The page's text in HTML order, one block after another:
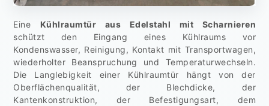
Eine Kühlraumtür aus Edelstahl mit Scharnieren
schützt den Eingang eines Kühlraums vor
Kondenswasser, Reinigung, Kontakt mit Transportwagen,
wiederholter Beanspruchung und Temperaturwechseln.
Die Langlebigkeit einer Kühlraumtür hängt von der
Oberflächenqualität, der Blechdicke, der
Kantenkonstruktion, der Befestigungsart, dem